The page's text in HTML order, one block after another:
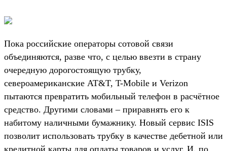
Пока российские операторы сотовой связи
объединяются, разве что, с целью ввезти в страну
очередную дорогостоящую трубку,
североамериканские AT&T, T-Mobile и Verizon
пытаются превратить мобильный телефон в расчётное
средство. Другими словами – приравнять его к
набитому наличными бумажнику. Новый сервис ISIS
позволит использовать трубку в качестве дебетной или
кредитной карты для оплаты товаров и услуг. И, по